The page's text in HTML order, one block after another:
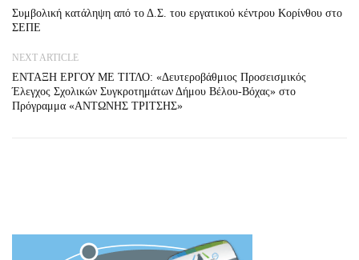
Συμβολική κατάληψη από το Δ.Σ. του εργατικού κέντρου Κορίνθου στο
ΣΕΠΕ
NEXT ARTICLE
ΕΝΤΑΞΗ ΕΡΓΟΥ ΜΕ ΤΙΤΛΟ: «Δευτεροβάθμιος Προσεισμικός
Έλεγχος Σχολικών Συγκροτημάτων Δήμου Βέλου-Βόχας» στο
Πρόγραμμα «ΑΝΤΩΝΗΣ ΤΡΙΤΣΗΣ»